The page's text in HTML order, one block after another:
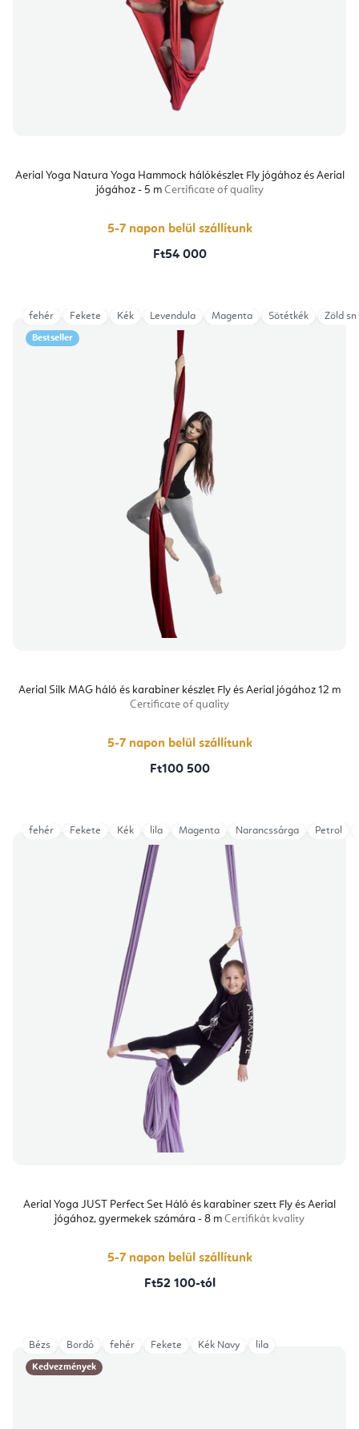
Aerial Yoga Natura Yoga Hammock hálókészlet Fly jógához és Aerial
jógához - 5 m Certificate of quality
5-7 napon belül szállítunk
Ft54 000
Bestseller
Aerial Silk MAG háló és karabiner készlet Fly és Aerial jógához 12 m
Certificate of quality
5-7 napon belül szállítunk
Ft100 500
fehér Fekete Kék Levendula Magenta Sötétkék Zöld
Aerial Yoga JUST Perfect Set Háló és karabiner szett Fly és Aerial
jógához, gyermekek számára - 8 m Certifikát kvality
5-7 napon belül szállítunk
Ft52 100-tól
fehér Fekete Kék lila Magenta Narancssárga Petrol
Kedvezmények
Bézs Bordó fehér Fekete Kék Navy lila